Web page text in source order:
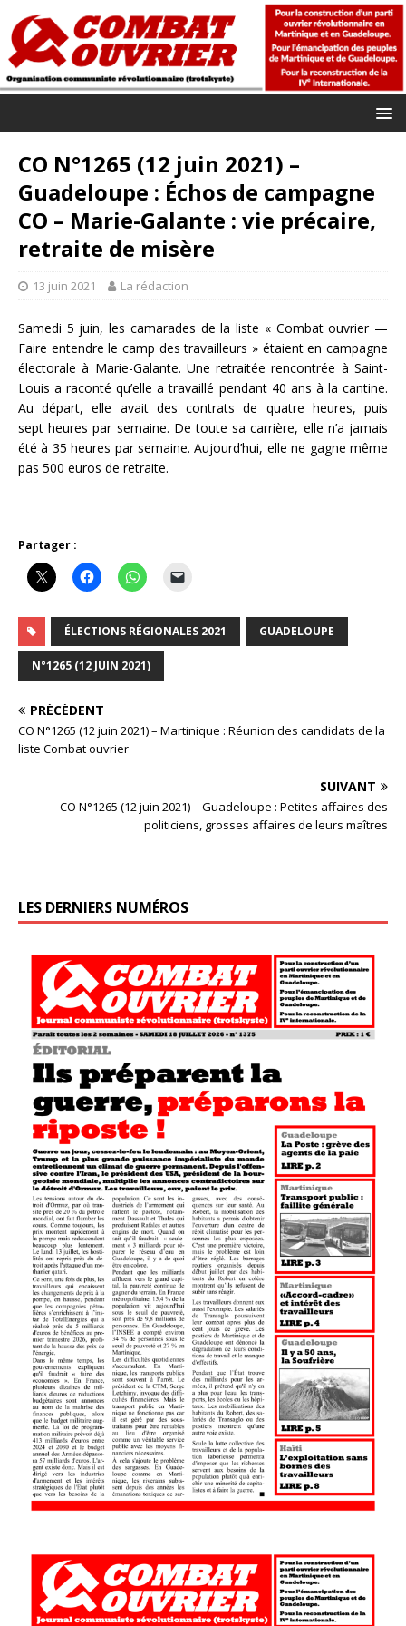
CO N°1265 (12 juin 2021) –
Guadeloupe : Échos de campagne
CO – Marie-Galante : vie précaire,
retraite de misère
13 juin 2021 La rédaction
Samedi 5 juin, les camarades de la liste « Combat ouvrier —
Faire entendre le camp des travailleurs » étaient en campagne
électorale à Marie-Galante. Une retraitée rencontrée à Saint-
Louis a raconté qu’elle a travaillé pendant 40 ans à la cantine.
Au départ, elle avait des contrats de quatre heures, puis
sept heures par semaine. De toute sa carrière, elle n’a jamais
été à 35 heures par semaine. Aujourd’hui, elle ne gagne même
pas 500 euros de retraite.
Partager :
ÉLECTIONS RÉGIONALES 2021 GUADELOUPE
N°1265 (12 JUIN 2021)
PRÉCÉDENT
CO N°1265 (12 juin 2021) – Martinique : Réunion des candidats de la
liste Combat ouvrier
SUIVANT
CO N°1265 (12 juin 2021) – Guadeloupe : Petites affaires des
politiciens, grosses affaires de leurs maîtres
LES DERNIERS NUMÉROS